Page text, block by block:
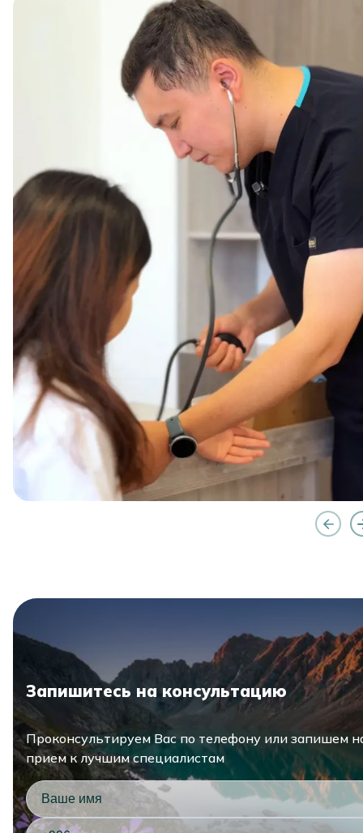
Запишитесь на консультацию
Проконсультируем Вас по телефону или запишем
прием к лучшим специалистам